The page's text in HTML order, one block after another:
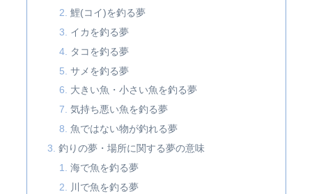
鯉(コイ)を釣る夢
イカを釣る夢
タコを釣る夢
サメを釣る夢
大きい魚・小さい魚を釣る夢
気持ち悪い魚を釣る夢
魚ではない物が釣れる夢
釣りの夢・場所に関する夢の意味
海で魚を釣る夢
川で魚を釣る夢